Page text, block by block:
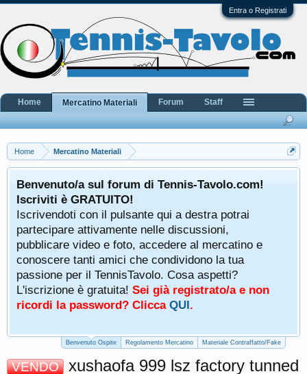
Entra o Registrati
Home Mercatino Materiali
Benvenuto/a sul forum di Tennis-Tavolo.com!
Iscriviti è GRATUITO!
Iscrivendoti con il pulsante qui a destra potrai
partecipare attivamente nelle discussioni,
pubblicare video e foto, accedere al mercatino e
conoscere tanti amici che condividono la tua
passione per il TennisTavolo. Cosa aspetti?
L'iscrizione è gratuita! Sei già registrato/a e non
ricordi la password? Clicca QUI.
Benvenuto Ospite Regolamento Mercatino Materiale Contraffatto/Fake
VENDO xushaofa 999 lsz factory tunned
Home Mercatino Materiali Forum Staff